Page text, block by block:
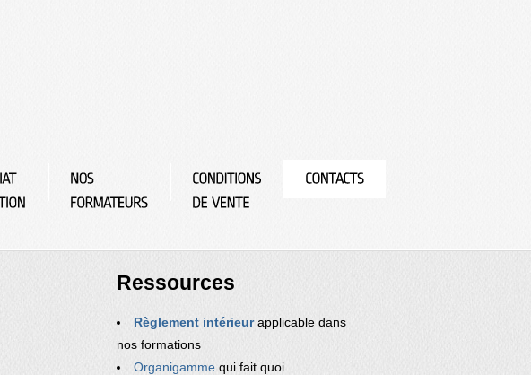
Ressources
Règlement intérieurapplicable dans
nos formations
Organigamme qui fait quoi